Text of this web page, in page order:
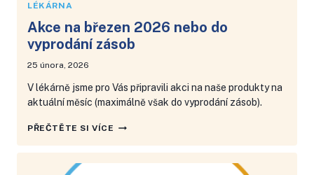
LÉKÁRNA
Akce na březen 2026 nebo do
vyprodání zásob
25 února, 2026
V lékárně jsme pro Vás připravili akci na naše produkty na
aktuální měsíc (maximálně však do vyprodání zásob).
PŘEČTĚTE SI VÍCE AKCE